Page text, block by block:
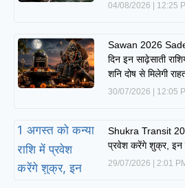
04/08/2026 12:25
Sawan 2026
दिन इन साढ़ेसाती
शनि दोष से मिलेगी
30/07/2026 12:05
Shukra Transit
प्रवेश करेंगे शुक्र, इन
29/07/2026 2:01